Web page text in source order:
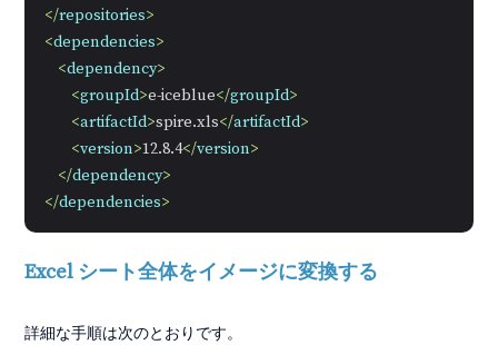
</repositories>
<dependencies>
<dependency>
<groupId>e-iceblue</groupId>
<artifactId>spire.xls</artifactId>
<version>12.8.4</version>
</dependency>
</dependencies>
Excel シート全体をイメージに変換する
詳細な手順は次のとおりです。